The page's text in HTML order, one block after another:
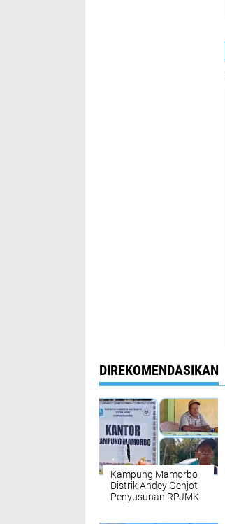
DIREKOMENDASIKAN
Kampung Mamorbo
Distrik Andey Genjot
Penyusunan RPJMK